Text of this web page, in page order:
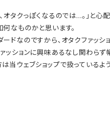
オタクっぽくなるのでは…。」と
何なものかと思います。
ードなのですから、オタクファッ
ァッションに興味あるなし関わら
当ウェブショップで扱っているよ